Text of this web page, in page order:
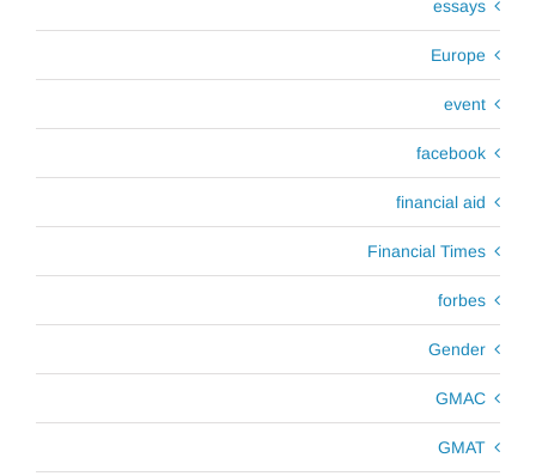
essays
Europe
event
facebook
financial aid
Financial Times
forbes
Gender
GMAC
GMAT